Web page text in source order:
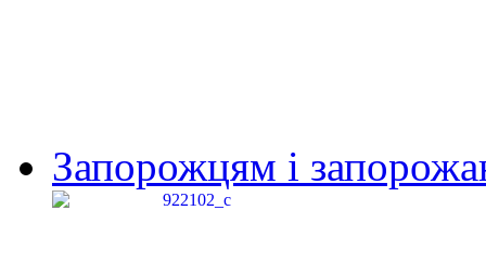
Запорожцям і